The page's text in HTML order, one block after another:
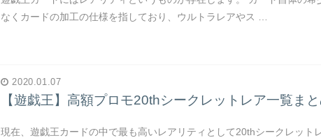
なくカードの加工の仕様を指しており、ウルトラレアやス …
2020.01.07
【遊戯王】高額プロモ20thシークレットレア一覧ま
現在、遊戯王カードの中で最も高いレアリティとして20thシークレット